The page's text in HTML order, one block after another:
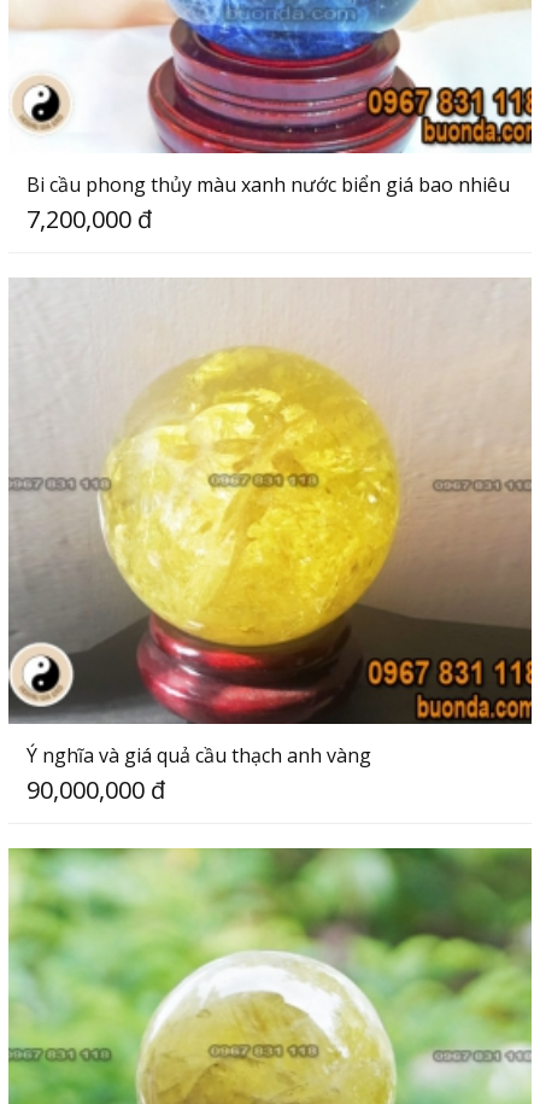
Bi cầu phong thủy màu xanh nước biển giá bao nhiêu
7,200,000 đ
Ý nghĩa và giá quả cầu thạch anh vàng
90,000,000 đ